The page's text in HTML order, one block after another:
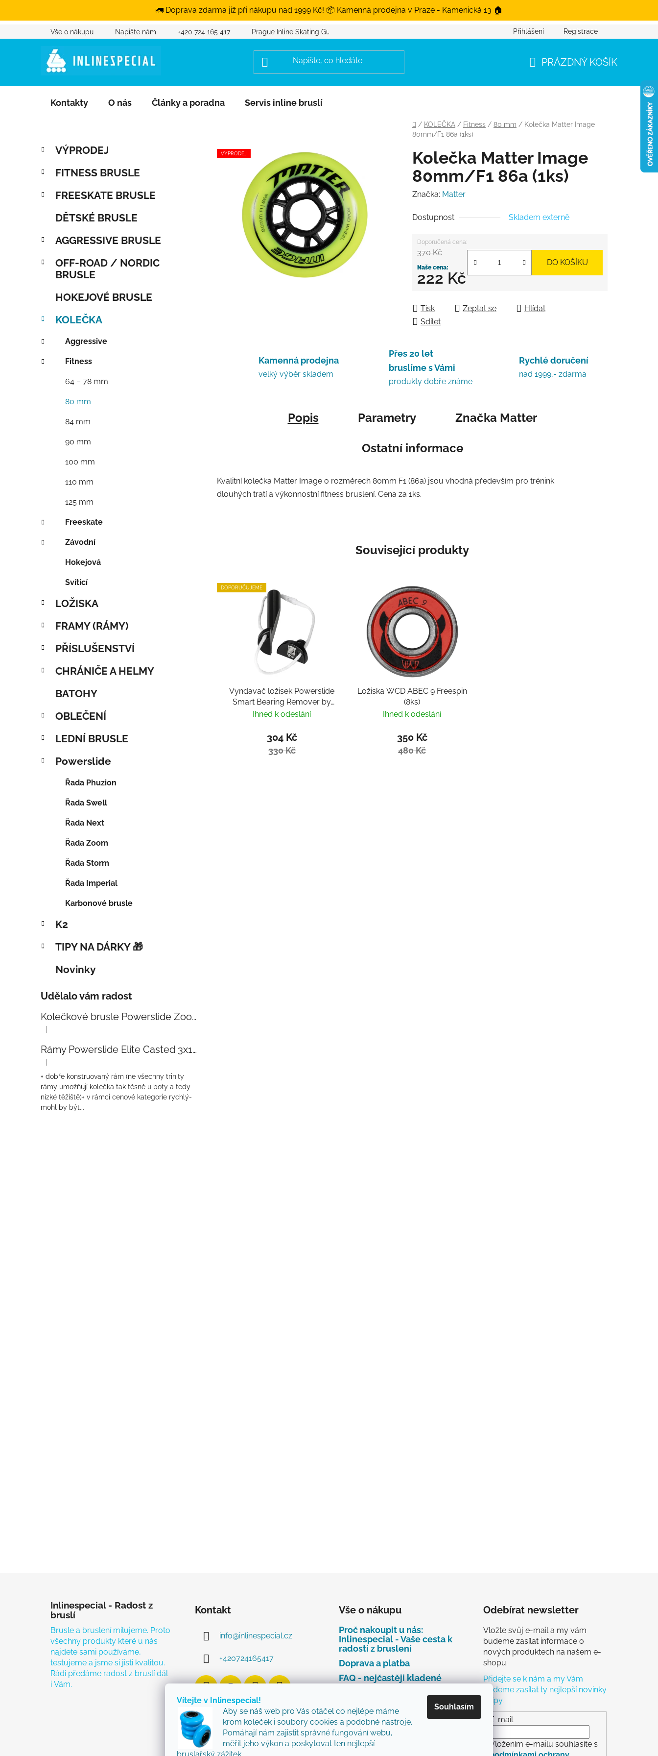
🚛 Doprava zdarma již při nákupu nad 1999 Kč! 📦 Kamenná prodejna v Praze - Kamenická 13 🏠
Vítejte v Inlinespecial!
Aby se náš web pro Vás otáčel co nejlépe máme
krom koleček i soubory cookies a podobné nástroje.
Pomáhají nám zajistit správné fungování webu,
měřit jeho výkon a poskytovat ten nejlepší
Souhlasím
Přejít na obsah
Vše o nákupu Napište nám +420 724 165 417 Prague Inline Skating Guide Přihlášení Registrace
PRÁZDNÝ KOŠÍK
Kontakty O nás Články a poradna Servis inline bruslí
Domů
/ KOLEČKA / Fitness / 80 mm / Kolečka Matter Image
80mm/F1 86a (1ks)
Postranní panel
Přeskočit kategorie
Kategorie
VÝPRODEJ
FITNESS BRUSLE
FREESKATE BRUSLE
DĚTSKÉ BRUSLE
AGGRESSIVE BRUSLE
OFF-ROAD / NORDIC
BRUSLE
HOKEJOVÉ BRUSLE
KOLEČKA
Aggressive
Fitness
64 – 78 mm
80 mm
84 mm
90 mm
100 mm
110 mm
125 mm
Freeskate
Závodní
Hokejová
Svítící
LOŽISKA
FRAMY (RÁMY)
PŘÍSLUŠENSTVÍ
CHRÁNIČE A HELMY
BATOHY
OBLEČENÍ
LEDNÍ BRUSLE
Powerslide
Řada Phuzion
Řada Swell
Řada Next
Řada Zoom
Řada Storm
Řada Imperial
Karbonové brusle
K2
TIPY NA DÁRKY 🎁
Novinky
Udělalo vám radost
Kolečkové brusle Powerslide Zoom Baby Blue 80
Hodnocení produktu je 5 z 5 hvězdiček.
|
Rámy Powerslide Elite Casted 3x110 Trinity 270mm
Hodnocení produktu je 4 z 5 hvězdiček.
|
+ dobře konstruovaný rám (ne všechny trinity
rámy umožňují kolečka tak těsně u boty a tedy
nízké těžiště)+ v rámci cenové kategorie rychlý-
mohl by být...
Kolečka Matter Image
80mm/F1 86a (1ks)
Značka: Matter
Dostupnost Skladem externě
370 Kč
222 Kč
DO KOŠÍKU
Tisk Zeptat se
Hlídat
Sdílet
VÝPRODEJ
Kamenná prodejna
velký výběr skladem
Přes 20 let
bruslíme s Vámi
produkty dobře známe
Rychlé doručení
nad 1999,- zdarma
Popis Parametry Značka Matter
Ostatní informace
Kvalitní kolečka Matter Image o rozměrech 80mm F1 (86a) jsou vhodná především pro trénink
dlouhých tratí a výkonnostní fitness bruslení. Cena za 1ks.
Související produkty
DOPORUČUJEME
Vyndavač ložisek Powerslide
Smart Bearing Remover by
Villy
Ihned k odeslání
304 Kč
330 Kč
Ložiska WCD ABEC 9 Freespin
(8ks)
Ihned k odeslání
350 Kč
480 Kč
Inlinespecial - Radost z
bruslí
Brusle a bruslení milujeme. Proto
všechny produkty které u nás
najdete sami používáme,
testujeme a jsme si jisti kvalitou.
Rádi předáme radost z bruslí dál
i Vám.
Kontakt
info@inlinespecial.cz
+420724165417
Vše o nákupu
Proč nakoupit u nás:
Inlinespecial - Vaše cesta k
radosti z bruslení
Doprava a platba
FAQ - nejčastěji kladené
dotazy
Najdete u nás tyto značky
Zásady ochrany osobních
údajů
Obchodní podmínky
Odebírat newsletter
Vložte svůj e-mail a my vám
budeme zasílat informace o
nových produktech na našem e-
shopu.
Přidejte se k nám a my Vám
budeme zasílat ty nejlepší novinky
a tipy.
E-mail
Vložením e-mailu souhlasíte s